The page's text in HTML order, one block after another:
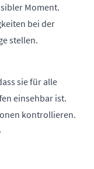
Moment.
bei der
stellen.
sie für alle
einsehbar ist.
kontrollieren.